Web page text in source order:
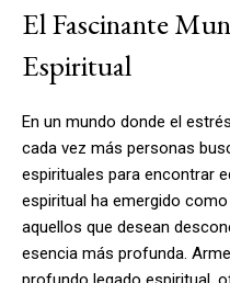
El Fascinante
Espiritual
En un mundo donde el
cada vez más personas
espirituales para encontrar
espiritual ha emergido
aquellos que desean
esencia más profunda.